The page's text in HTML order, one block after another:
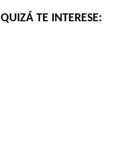
QUIZÁ TE INTERESE: